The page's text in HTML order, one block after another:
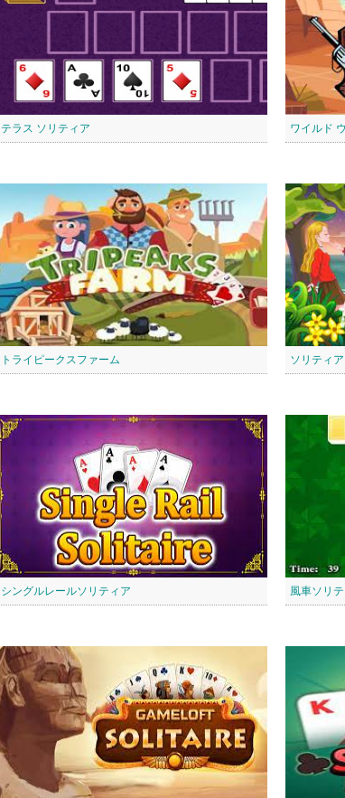
テラス ソリティア ワイルド
トライピークスファーム ソリティ
シングルレールソリティア 風車ソリ